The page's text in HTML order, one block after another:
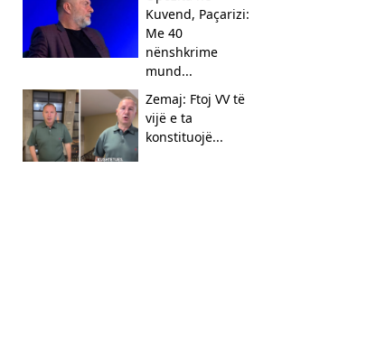
Kuvend, Paçarizi:
Me 40
nënshkrime
mund...
Zemaj: Ftoj VV të
vijë e ta
konstituojë...